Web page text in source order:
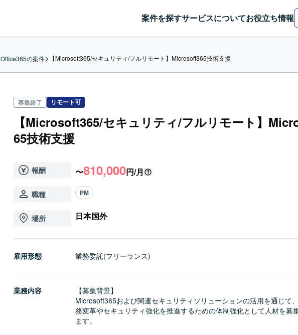
案件を探すサービスについてお役立ち情報
Office365の案件> 【Microsoft365/セキュリティ/フルリモート】Microsoft365技術支援
募集終了 リモート可
【Microsoft365/セキュリティ/フルリモート】
65技術支援
報酬 〜810,000円/月
職種 PM
場所 日本国外
雇用形態 業務委託(フリーランス)
業務内容
【募集背景】
Microsoft365および関連セキュリティソリューションの活用を通じて
務変革やセキュリティ強化を推進するための体制強化として人材を募
ます。